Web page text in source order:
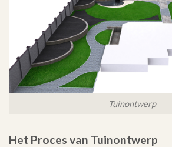
Tuinontwerp
Het Proces van Tuinontwerp